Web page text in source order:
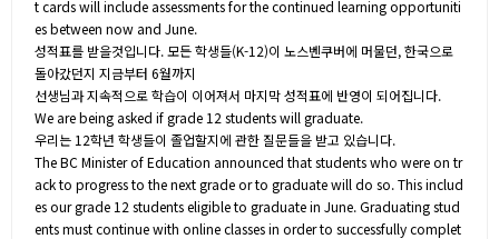
t cards will include assessments for the continued learning opportuniti
es between now and June.
성적표를 받을것입니다. 모든 학생들(K-12)이 노스벤쿠버에 머물던, 한국으로
돌아갔던지 지금부터 6월까지
선생님과 지속적으로 학습이 이어져서 마지막 성적표에 반영이 되어집니다.
We are being asked if grade 12 students will graduate.
우리는 12학년 학생들이 졸업할지에 관한 질문들을 받고 있습니다.
The BC Minister of Education announced that students who were on tr
ack to progress to the next grade or to graduate will do so. This includ
es our grade 12 students eligible to graduate in June. Graduating stud
ents must continue with online classes in order to successfully complet